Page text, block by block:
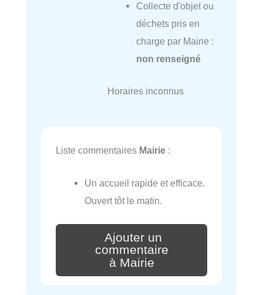
Collecte d'objet ou
déchets pris en
charge par Mairie :
non renseigné
Horaires inconnus
Liste commentaires Mairie :
Un accueil rapide et efficace.
Ouvert tôt le matin.
Ajouter un
commentaire
à Mairie